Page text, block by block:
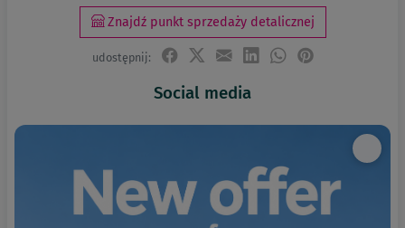
Znajdź punkt sprzedaży detalicznej
udostępnij:
Social media